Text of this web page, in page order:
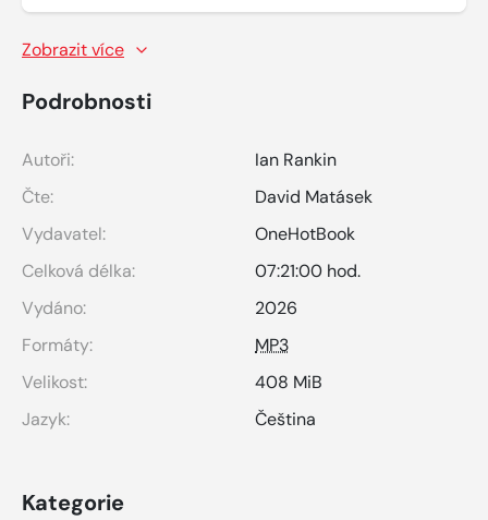
Zobrazit více
Podrobnosti
Autoři:
Ian Rankin
Čte:
David Matásek
Vydavatel:
OneHotBook
Celková délka:
07:21:00 hod.
Vydáno:
2026
Formáty:
MP3
Velikost:
408 MiB
Jazyk:
Čeština
Kategorie